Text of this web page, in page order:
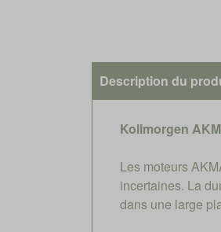
Description du
Kollmorgen
Les moteurs
incertaines. La
dans une large